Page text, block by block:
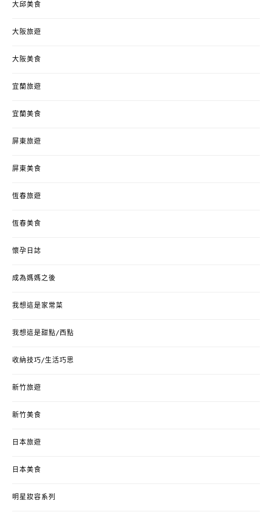
大邱美食
大阪旅遊
大阪美食
宜蘭旅遊
宜蘭美食
屏東旅遊
屏東美食
恆春旅遊
恆春美食
懷孕日誌
成為媽媽之後
我想這是家常菜
我想這是甜點/西點
收納技巧/生活巧思
新竹旅遊
新竹美食
日本旅遊
日本美食
明星妝容系列